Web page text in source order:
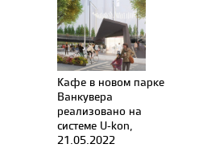
Кафе в новом парке
Ванкувера
реализовано на
системе U-kon,
21.05.2022